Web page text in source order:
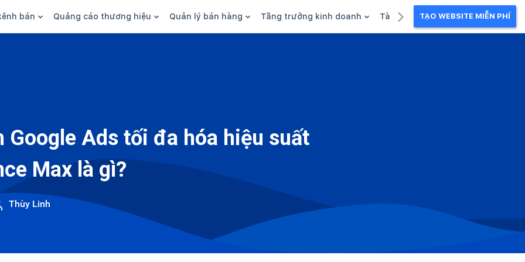
bán
social
Quảng cáo thương hiệu
Thương hiệu/Brand
Quản lý bán hàng
Tài chính
Nhân viên
Tăng trưởng kinh doanh Tài liệu kinh doanhTẠO WEBSITE MIỄN PHÍ
Google Ads tối đa hóa hiệu suất
Max là gì?
Thùy Linh